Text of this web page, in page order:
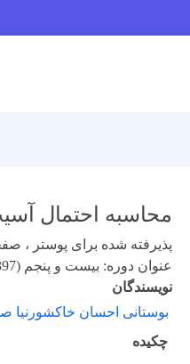
محاسبه احتمال
پذیرفته شده برای پوستر ، صفحه
عنوان دوره: بیست و پنجم (1397)
نویسندگان
بوستانی احسان خاکشورنیا
چکیده